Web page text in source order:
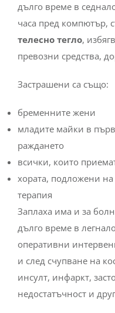
дълго време в
часа пред компютър,
телесно тегло,
превозни средства,
Застрашени са също:
бременните жени
младите майки в
раждането
всички, които
хората, подложени
терапия
Заплаха има и за
дълго време в
оперативни
и след счупване на
инсулт, инфаркт,
недостатъчност и